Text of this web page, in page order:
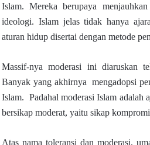
Islam. Mereka berupaya
ideologi. Islam jelas tidak hanya
aturan hidup disertai dengan metode
Massif-nya moderasi ini diaruskan
Banyak yang akhirnya mengadopsi
Islam. Padahal moderasi Islam
bersikap moderat, yaitu sikap
Atas nama toleransi dan moderasi,